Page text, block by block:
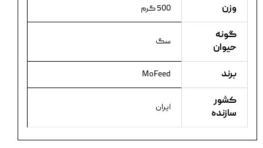
وزن 500 گرم
گونه
حیوان
سگ
برند MoFeed
کشور
سازنده
ایران